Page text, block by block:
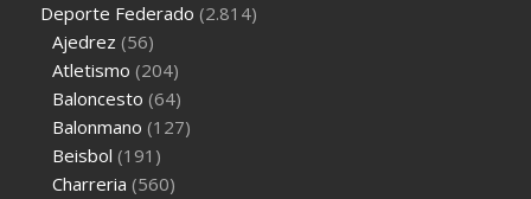
Deporte Federado (2.814)
Ajedrez (56)
Atletismo (204)
Baloncesto (64)
Balonmano (127)
Beisbol (191)
Charreria (560)